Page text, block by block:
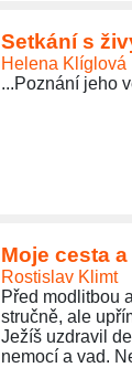
Setkání s
Helena Klíglová
...Poznání jeho
Moje cesta
Rostislav Klimt
Před modlitbou
stručně, ale
Ježíš uzdravil
nemocí a vad.